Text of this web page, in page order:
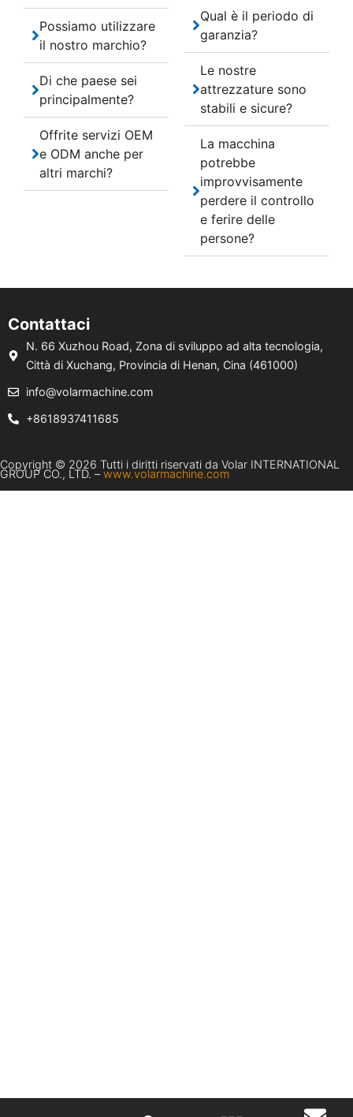
Possiamo utilizzare
il nostro marchio?
Di che paese sei
principalmente?
Offrite servizi OEM
e ODM anche per
altri marchi?
Qual è il periodo di
garanzia?
Le nostre
attrezzature sono
stabili e sicure?
La macchina
potrebbe
improvvisamente
perdere il controllo
e ferire delle
persone?
Contattaci
N. 66 Xuzhou Road, Zona di sviluppo ad alta tecnologia,
Città di Xuchang, Provincia di Henan, Cina (461000)
info@volarmachine.com
+8618937411685
Copyright © 2026 Tutti i diritti riservati da Volar INTERNATIONAL
GROUP CO., LTD. –www.volarmachine.com